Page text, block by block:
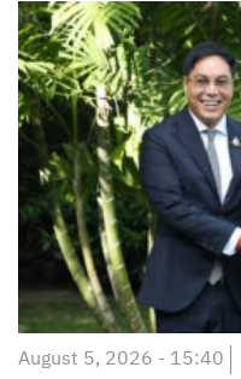
August 5, 2026 - 15:40